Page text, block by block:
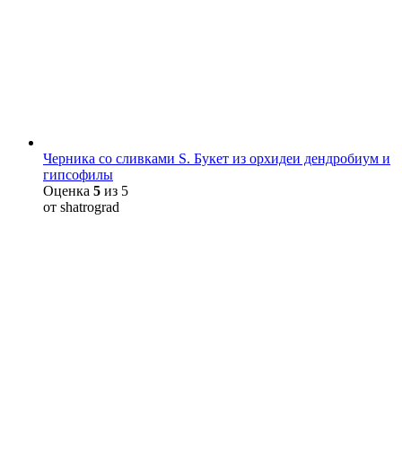
Черника со сливками S. Букет из орхидеи дендробиум и
гипсофилы
Оценка 5 из 5
от shatrograd